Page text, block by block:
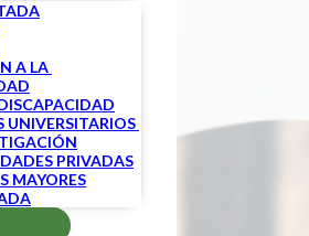
A LA
UNIVERSITARIOS
PRIVADAS
MAYORES